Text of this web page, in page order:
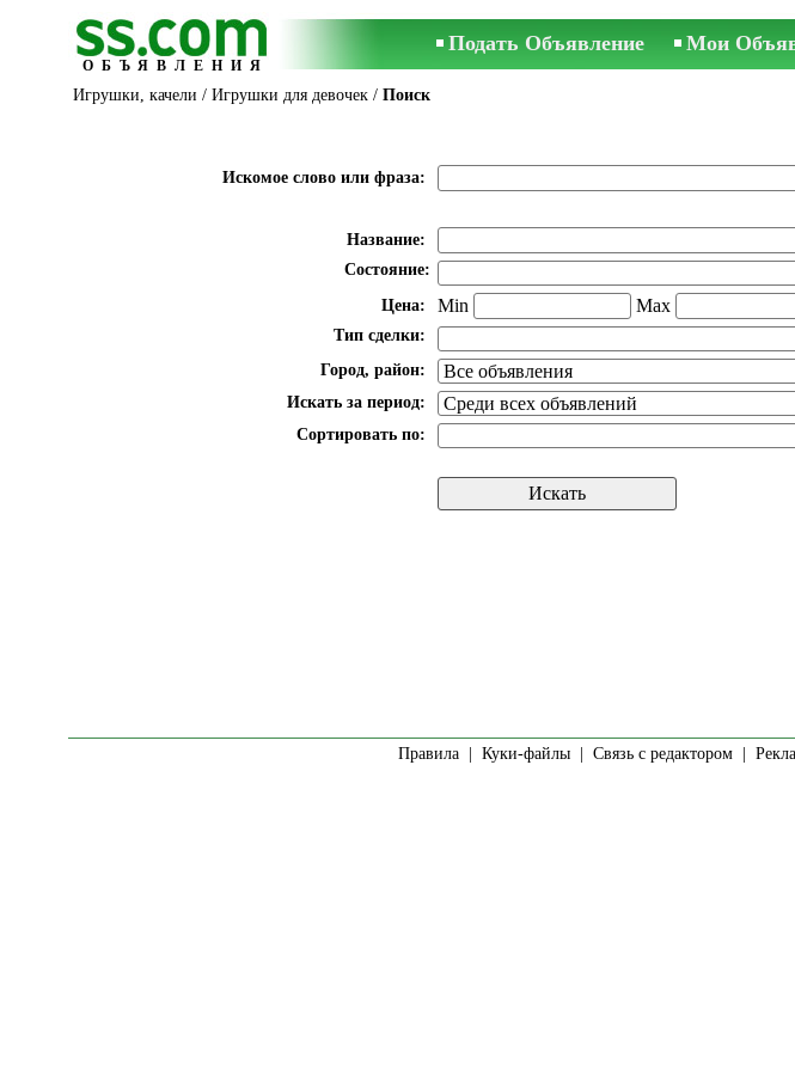
ОБЪЯВЛЕНИЯ
Подать Объявление Мои
Игрушки, качели / Игрушки для девочек / Поиск
Искомое слово или фраза:
Название:
Состояние:
Цена:
Min Max
Тип сделки:
Город, район:
Искать за период:
Сортировать по:
Правила| Куки-файлы| Связь с редактором|